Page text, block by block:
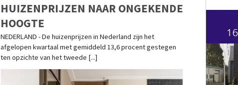
HUIZENPRIJZEN NAAR ONGEKENDE
HOOGTE
NEDERLAND - De huizenprijzen in Nederland zijn het
afgelopen kwartaal met gemiddeld 13,6 procent gestegen
ten opzichte van het tweede [...]